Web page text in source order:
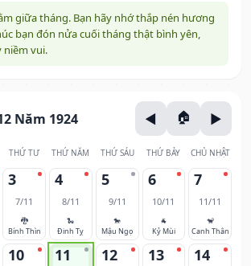
giữa tháng. Bạn hãy nhớ thắp nén hương
bạn đón nửa cuối tháng thật bình yên,
niềm vui.
Năm 1924
THỨ TƯ THỨ NĂM THỨ SÁU THỨ BẢY CHỦ NHẬT
3
7/11
🐉
Bính Thìn
4
8/11
🐍
Đinh Tỵ
5
9/11
🐎
Mậu Ngọ
6
10/11
🐐
Kỷ Mùi
7
11/11
🐒
Canh Thân
10 11 12 13 14